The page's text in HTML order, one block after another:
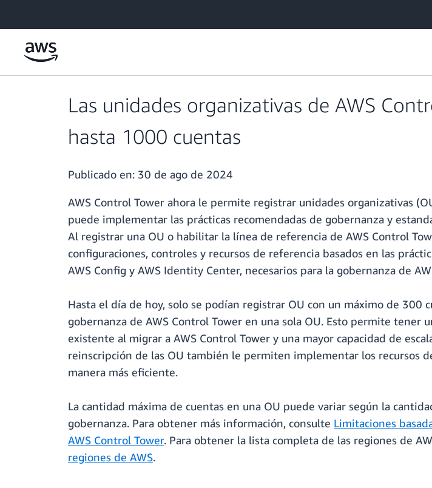
Las unidades organizativas de AWS
hasta 1000 cuentas
Publicado en: 30 de ago de 2024
AWS Control Tower ahora le permite registrar unidades organizativas
puede implementar las prácticas recomendadas de gobernanza y
Al registrar una OU o habilitar la línea de referencia de AWS Control
configuraciones, controles y recursos de referencia basados en las
AWS Config y AWS Identity Center, necesarios para la gobernanza de
Hasta el día de hoy, solo se podían registrar OU con un máximo de 300
gobernanza de AWS Control Tower en una sola OU. Esto permite
existente al migrar a AWS Control Tower y una mayor capacidad de
reinscripción de las OU también le permiten implementar los recursos
manera más eficiente.
La cantidad máxima de cuentas en una OU puede variar según la
gobernanza. Para obtener más información, consulte Limitaciones
AWS Control Tower. Para obtener la lista completa de las regiones de
regiones de AWS.